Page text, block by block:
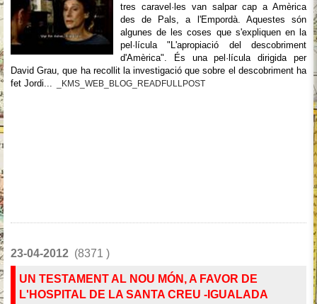
tres caravel·les van salpar cap a Amèrica
des de Pals, a l'Empordà. Aquestes són
algunes de les coses que s'expliquen en la
pel·lícula "L'apropiació del descobriment
d'Amèrica". És una pel·lícula dirigida per
David Grau, que ha recollit la investigació que sobre el descobriment ha
fet Jordi...
_KMS_WEB_BLOG_READFULLPOST
23-04-2012 (8371 )
UN TESTAMENT AL NOU MÓN, A FAVOR DE
L'HOSPITAL DE LA SANTA CREU -IGUALADA